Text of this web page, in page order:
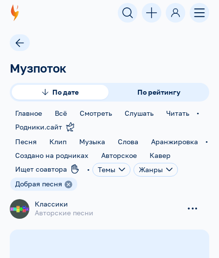
Музпоток
По дате По рейтингу
Главное Всё Смотреть Слушать Читать
•
Родники.сайт
Песня
Клип Музыка Слова Аранжировка
•
Создано на родниках
Авторское
Кавер
Ищет соавтора
• Темы
Жанры
Добрая песня
Классики
Авторские песни
...